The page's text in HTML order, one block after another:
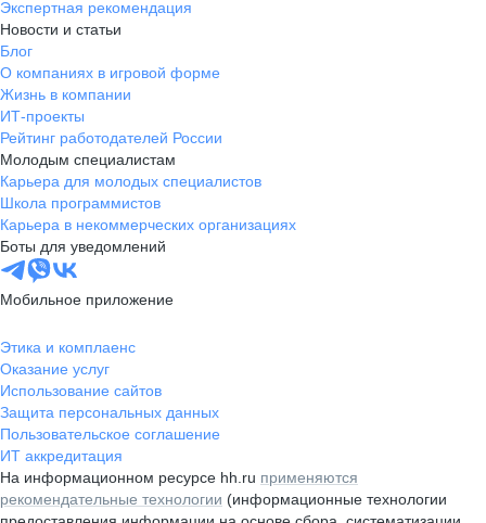
Экспертная рекомендация
Новости и статьи
Блог
О компаниях в игровой форме
Жизнь в компании
ИТ-проекты
Рейтинг работодателей России
Молодым специалистам
Карьера для молодых специалистов
Школа программистов
Карьера в некоммерческих организациях
Боты для уведомлений
Мобильное приложение
Этика и комплаенс
Оказание услуг
Использование сайтов
Защита персональных данных
Пользовательское соглашение
ИТ аккредитация
На информационном ресурсе hh.ru применяются
рекомендательные технологии (информационные технологии